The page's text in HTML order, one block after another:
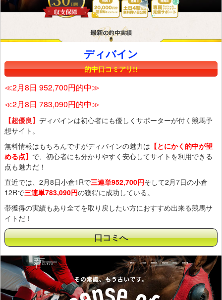
ディバイン
的中口コミアリ!!
≪2月8日 952,700円的中≫
≪2月8日 783,090円的中≫
【超優良】 ディバインは初心者にも優しくサポーターが付く競馬予
想サイト。
無料情報はもちろんですがディバインの魅力は 【とにかく的中が望
める点】 で、初心者にも分かりやすく安心してサイトを利用できる
点も魅力だ！
直近では、2月8日小倉1Rで三連単952,700円そして2月7日の小倉
12Rで三連単783,090円の獲得に成功している。
帯獲得の実績もあり全てを取り戻したい方におすすめ出来る競馬サ
イトだ！
口コミへ